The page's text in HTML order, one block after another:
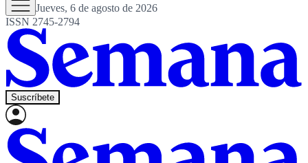
Jueves, 6 de agosto de 2026
ISSN 2745-2794
Suscríbete